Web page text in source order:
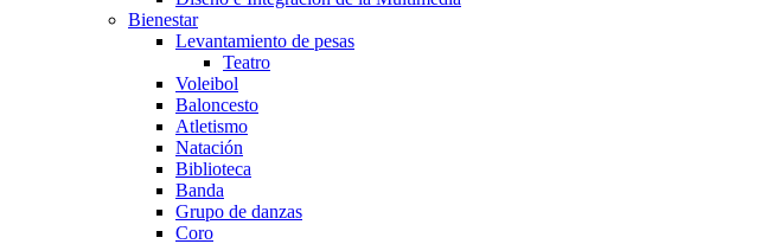
Bienestar
Levantamiento de pesas
Teatro
Voleibol
Baloncesto
Atletismo
Natación
Biblioteca
Banda
Grupo de danzas
Coro